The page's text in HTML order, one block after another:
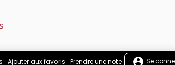
Ajouter aux favoris Prendre une note Se